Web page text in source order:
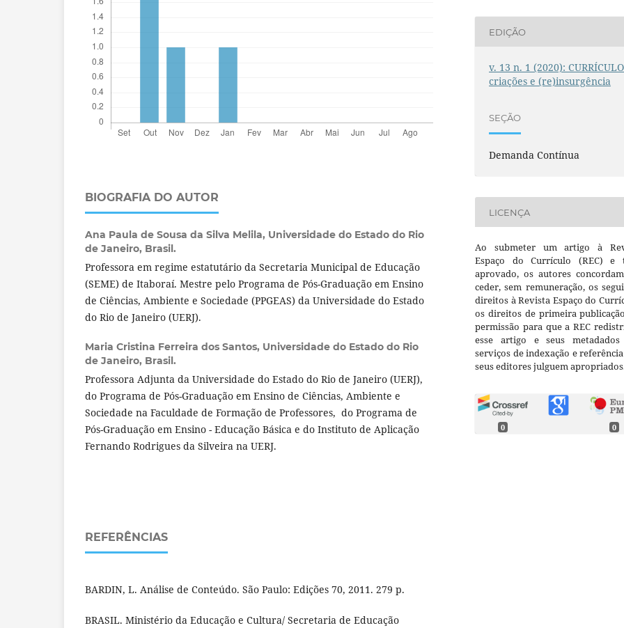
BIOGRAFIA DO AUTOR
Ana Paula de Sousa da Silva Melila, Universidade do Estado do Rio
de Janeiro, Brasil.
Professora em regime estatutário da Secretaria Municipal de Educação
(SEME) de Itaboraí. Mestre pelo Programa de Pós-Graduação em Ensino
de Ciências, Ambiente e Sociedade (PPGEAS) da Universidade do Estado
do Rio de Janeiro (UERJ).
Maria Cristina Ferreira dos Santos, Universidade do Estado do Rio
de Janeiro, Brasil.
Professora Adjunta da Universidade do Estado do Rio de Janeiro (UERJ),
do Programa de Pós-Graduação em Ensino de Ciências, Ambiente e
Sociedade na Faculdade de Formação de Professores, do Programa de
Pós-Graduação em Ensino - Educação Básica e do Instituto de Aplicação
Fernando Rodrigues da Silveira na UERJ.
REFERÊNCIAS
BARDIN, L. Análise de Conteúdo. São Paulo: Edições 70, 2011. 279 p.
BRASIL. Ministério da Educação e Cultura/ Secretaria de Educação
EDIÇÃO
v. 13 n. 1 (2020):
criações e (re)insurgência
SEÇÃO
Demanda Contínua
LICENÇA
Ao submeter um artigo à
Espaço do Currículo (REC) e
aprovado, os autores
ceder, sem remuneração, os
direitos à Revista Espaço do
os direitos de primeira
permissão para que a REC
esse artigo e seus metadados
serviços de indexação e
seus editores julguem
0 0